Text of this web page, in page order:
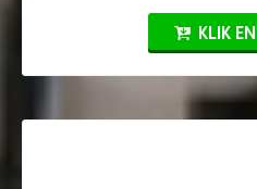
KLIK